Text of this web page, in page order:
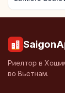
Риелтор в
во Вьетнам.